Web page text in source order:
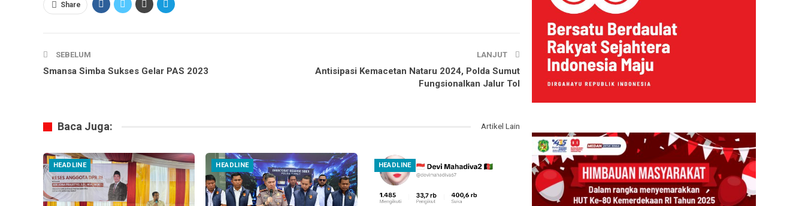
Share
SEBELUM
Smansa Simba Sukses Gelar PAS 2023
LANJUT
Antisipasi Kemacetan Nataru 2024, Polda Sumut
Fungsionalkan Jalur Tol
Baca Juga: Artikel Lain
HEADLINE HEADLINE HEADLINE